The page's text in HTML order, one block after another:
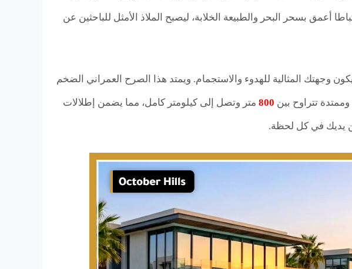
أعمق بسحر البحر والطبيعة الخلابة، ليصبح الملاذ الأمثل للباحثين عن
وجهتك المثالية للهدوء والاستجمام. ويمتد هذا الصرح العمراني الضخم
تتراوح بين 800 متر وتصل إلى كيلومتر كامل، مما يضمن إطلالات
يديك في كل لحظة.